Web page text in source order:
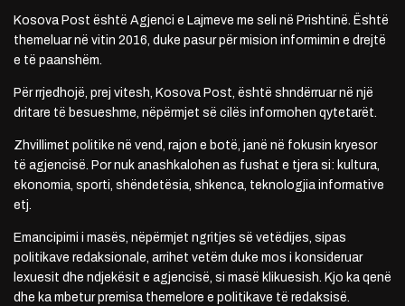
Kosova Post është Agjenci e Lajmeve me seli në Prishtinë. Është
themeluar në vitin 2016, duke pasur për mision informimin e drejtë
e të paanshëm.
Për rrjedhojë, prej vitesh, Kosova Post, është shndërruar në një
dritare të besueshme, nëpërmjet së cilës informohen qytetarët.
Zhvillimet politike në vend, rajon e botë, janë në fokusin kryesor
të agjencisë. Por nuk anashkalohen as fushat e tjera si: kultura,
ekonomia, sporti, shëndetësia, shkenca, teknologjia informative
etj.
Emancipimi i masës, nëpërmjet ngritjes së vetëdijes, sipas
politikave redaksionale, arrihet vetëm duke mos i konsideruar
lexuesit dhe ndjekësit e agjencisë, si masë klikuesish. Kjo ka qenë
dhe ka mbetur premisa themelore e politikave të redaksisë.